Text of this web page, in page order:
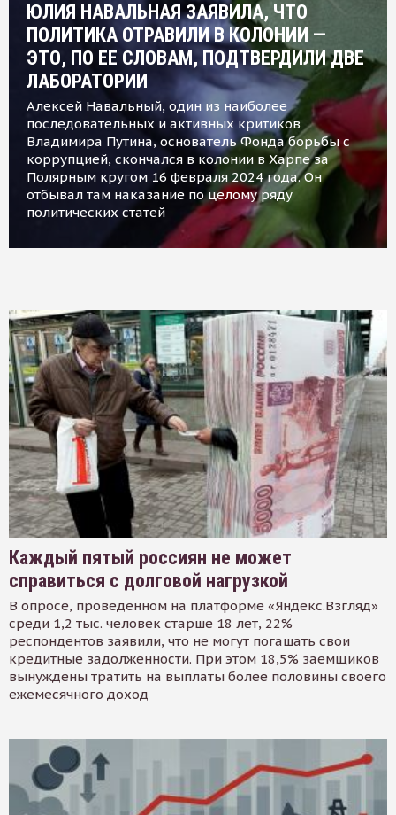
ЮЛИЯ НАВАЛЬНАЯ ЗАЯВИЛА, ЧТО
ПОЛИТИКА ОТРАВИЛИ В КОЛОНИИ —
ЭТО, ПО ЕЕ СЛОВАМ, ПОДТВЕРДИЛИ ДВЕ
ЛАБОРАТОРИИ
Алексей Навальный, один из наиболее
последовательных и активных критиков
Владимира Путина, основатель Фонда борьбы с
коррупцией, скончался в колонии в Харпе за
Полярным кругом 16 февраля 2024 года. Он
отбывал там наказание по целому ряду
политических статей
Каждый пятый россиян не может
справиться с долговой нагрузкой
В опросе, проведенном на платформе «Яндекс.Взгляд»
среди 1,2 тыс. человек старше 18 лет, 22%
респондентов заявили, что не могут погашать свои
кредитные задолженности. При этом 18,5% заемщиков
вынуждены тратить на выплаты более половины своего
ежемесячного доход